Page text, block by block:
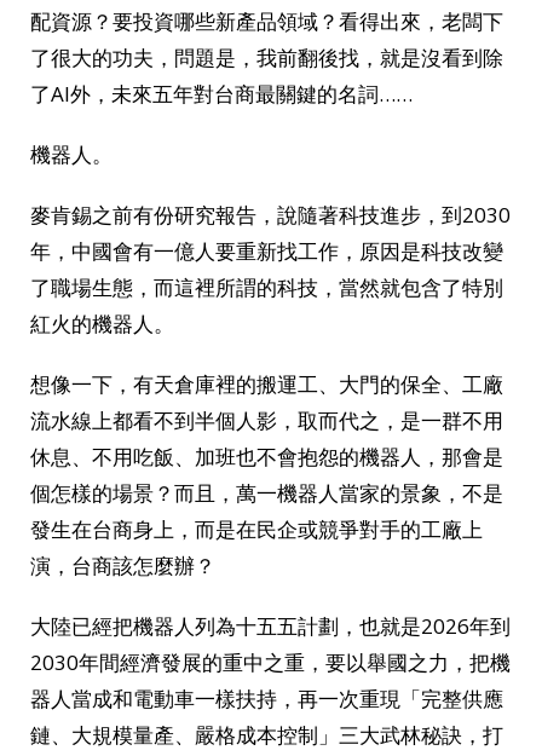
配資源？要投資哪些新產品領域？看得出來，老闆下
了很大的功夫，問題是，我前翻後找，就是沒看到除
了AI外，未來五年對台商最關鍵的名詞……
機器人。
麥肯錫之前有份研究報告，說隨著科技進步，到2030
年，中國會有一億人要重新找工作，原因是科技改變
了職場生態，而這裡所謂的科技，當然就包含了特別
紅火的機器人。
想像一下，有天倉庫裡的搬運工、大門的保全、工廠
流水線上都看不到半個人影，取而代之，是一群不用
休息、不用吃飯、加班也不會抱怨的機器人，那會是
個怎樣的場景？而且，萬一機器人當家的景象，不是
發生在台商身上，而是在民企或競爭對手的工廠上
演，台商該怎麼辦？
大陸已經把機器人列為十五五計劃，也就是2026年到
2030年間經濟發展的重中之重，要以舉國之力，把機
器人當成和電動車一樣扶持，再一次重現「完整供應
鏈、大規模量產、嚴格成本控制」三大武林秘訣，打